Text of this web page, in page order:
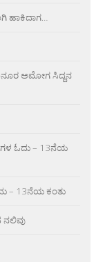
ಹಾಕಿದಾಗ…
ಅಮೋಗ ಸಿದ್ದನ
ಓದು – 13ನೆಯ
– 13ನೆಯ ಕಂತು
ನಲಿವು